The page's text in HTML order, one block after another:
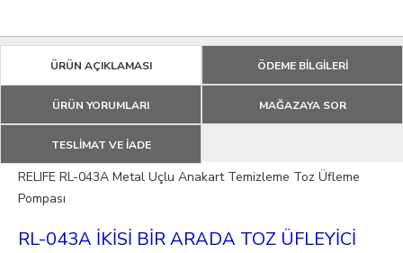
ÜRÜN AÇIKLAMASI ÖDEME BİLGİLERİ
ÜRÜN YORUMLARI MAĞAZAYA SOR
TESLİMAT VE İADE
RELIFE RL-043A Metal Uçlu Anakart Temizleme Toz Üfleme
Pompası
RL-043A İKİSİ BİR ARADA TOZ ÜFLEYİCİ